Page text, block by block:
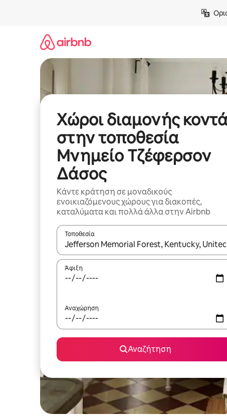
Χώροι διαμονής
στην τοποθεσία
Μνημείο Τζέφερσον
Δάσος
Κάντε κράτηση σε μοναδικούς
ενοικιαζόμενους χώρους για διακοπές,
καταλύματα και πολλά άλλα στην Airbnb
Τοποθεσία
Όταν τα αποτελέσματα είναι διαθέσιμα,
Άφιξη
Αναχώρηση
Αναζήτηση